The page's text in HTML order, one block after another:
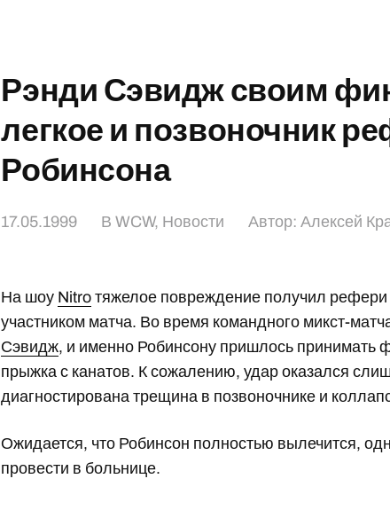
Рэнди Сэвидж своим
легкое и позвоночник
Робинсона
17.05.1999 ВWCW, Новости Автор:Алексей
На шоу Nitro тяжелое повреждение получил рефери
участником матча. Во время командного микст-
Сэвидж, и именно Робинсону пришлось
прыжка с канатов. К сожалению, удар оказался
диагностирована трещина в позвоночнике и
Ожидается, что Робинсон полностью вылечится,
провести в больнице.